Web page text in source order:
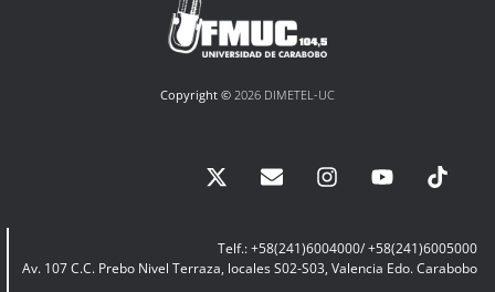
Copyright © 2026 DIMETEL-UC
Telf.: +58(241)6004000/ +58(241)6005000
Av. 107 C.C. Prebo Nivel Terraza, locales S02-S03, Valencia Edo. Carabobo